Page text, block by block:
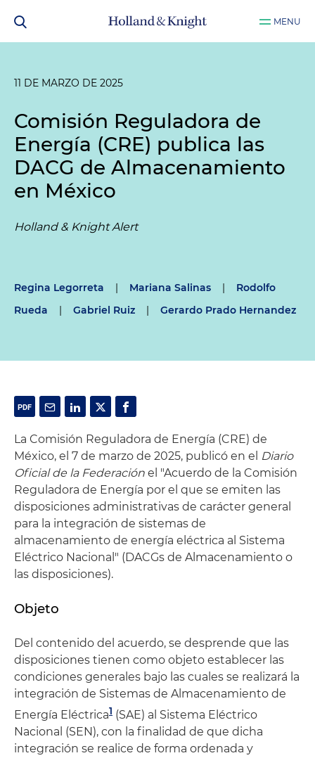
MENU
11 DE MARZO DE 2025
Comisión Reguladora de
Energía (CRE) publica las
DACG de Almacenamiento
en México
Holland & Knight Alert
Regina Legorreta | Mariana Salinas |
Rodolfo
Rueda
| Gabriel Ruiz | Gerardo Prado Hernandez
La Comisión Reguladora de Energía (CRE) de
México, el 7 de marzo de 2025, publicó en el Diario
Oficial de la Federación el "Acuerdo de la Comisión
Reguladora de Energía por el que se emiten las
disposiciones administrativas de carácter general
para la integración de sistemas de
almacenamiento de energía eléctrica al Sistema
Eléctrico Nacional" (DACGs de Almacenamiento o
las disposiciones).
Objeto
Del contenido del acuerdo, se desprende que las
disposiciones tienen como objeto establecer las
condiciones generales bajo las cuales se realizará la
integración de Sistemas de Almacenamiento de
Energía Eléctrica1 (SAE) al Sistema Eléctrico
Nacional (SEN), con la finalidad de que dicha
integración se realice de forma ordenada y